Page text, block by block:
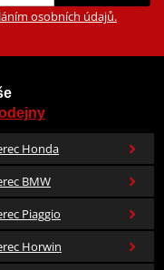
osobních údajů.
Honda
BMW
Piaggio
Horwin